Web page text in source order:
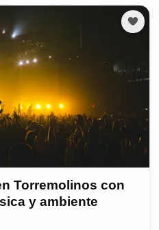
Torremolinos con
y ambiente